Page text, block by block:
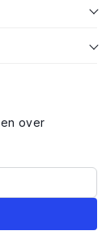
over